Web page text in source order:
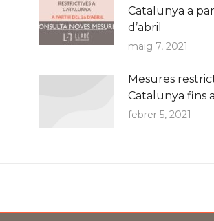
Catalunya a
d’abril
maig 7, 2021
Mesures
Catalunya fins
febrer 5, 2021